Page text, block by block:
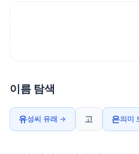
이름 탐색
유성씨 유래 → 고 은의미